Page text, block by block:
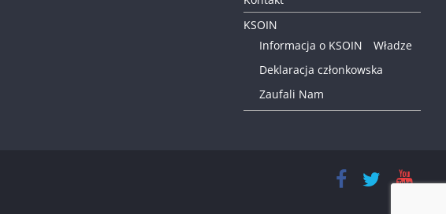
KSOIN
Informacja o KSOIN
Władze
Deklaracja członkowska
Zaufali Nam